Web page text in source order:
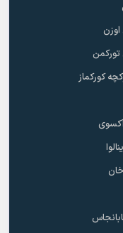
تورکمن
کورکماز